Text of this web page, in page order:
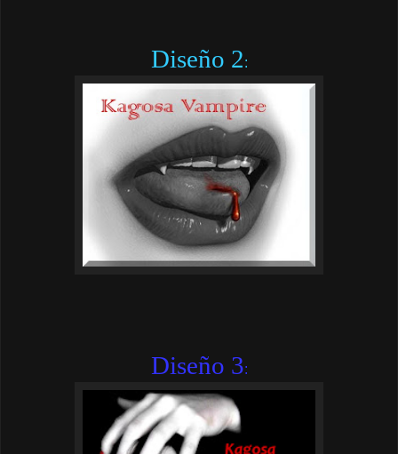
Diseño 2:
Diseño 3: